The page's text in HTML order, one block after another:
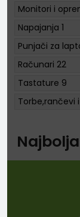
Monitori i
Napajanja 1
Punjači za
Računari 22
Tastature 9
Torbe,rančevi